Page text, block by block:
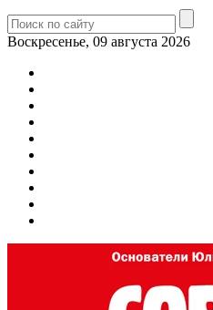
Воскресенье, 09 августа 2026